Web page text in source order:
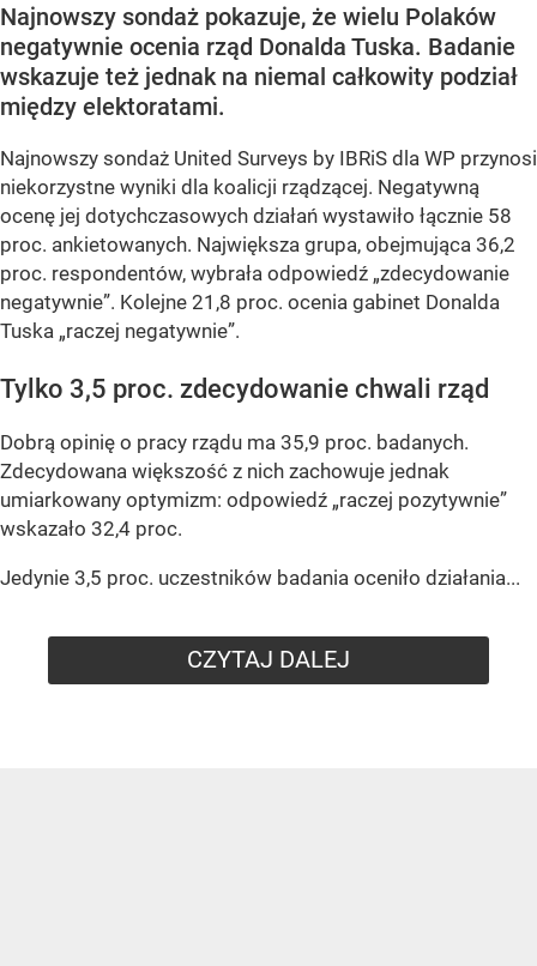
Najnowszy sondaż pokazuje, że wielu Polaków
negatywnie ocenia rząd Donalda Tuska. Badanie
wskazuje też jednak na niemal całkowity podział
między elektoratami.
Najnowszy sondaż United Surveys by IBRiS dla WP przynosi
niekorzystne wyniki dla koalicji rządzącej. Negatywną
ocenę jej dotychczasowych działań wystawiło łącznie 58
proc. ankietowanych. Największa grupa, obejmująca 36,2
proc. respondentów, wybrała odpowiedź „zdecydowanie
negatywnie”. Kolejne 21,8 proc. ocenia gabinet Donalda
Tuska „raczej negatywnie”.
Tylko 3,5 proc. zdecydowanie chwali rząd
Dobrą opinię o pracy rządu ma 35,9 proc. badanych.
Zdecydowana większość z nich zachowuje jednak
umiarkowany optymizm: odpowiedź „raczej pozytywnie”
wskazało 32,4 proc.
Jedynie 3,5 proc. uczestników badania oceniło działania...
CZYTAJ DALEJ